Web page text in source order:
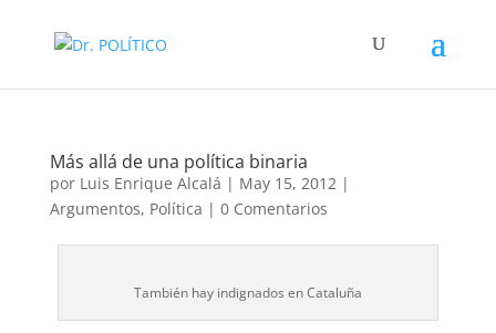
Más allá de una política binaria
por Luis Enrique Alcalá | May 15, 2012|
Argumentos, Política | 0 Comentarios
También hay indignados en Cataluña